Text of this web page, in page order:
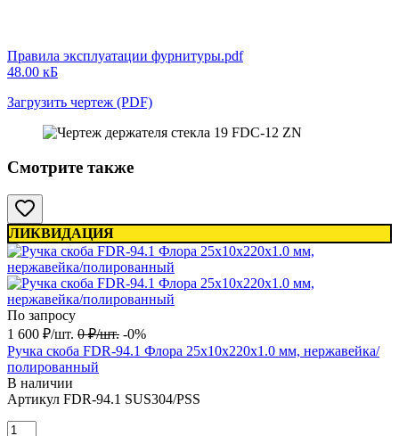
Правила эксплуатации фурнитуры.pdf
48.00 кБ
Загрузить чертеж (PDF)
Смотрите также
ЛИКВИДАЦИЯ
По запросу
1 600 ₽/шт. 0 ₽/шт. -0%
Ручка скоба FDR-94.1 Флора 25х10х220х1.0 мм, нержавейка/
полированный
В наличии
Артикул FDR-94.1 SUS304/PSS